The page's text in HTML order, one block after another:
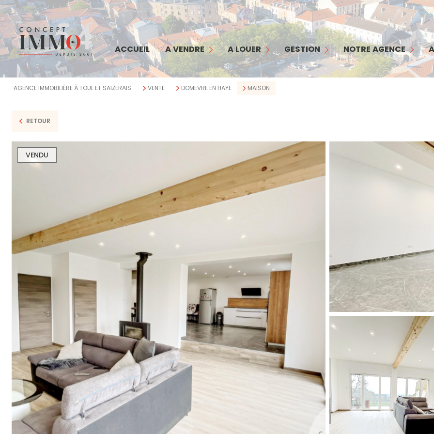
ACCUEIL A VENDRE
MAISON
APPARTEMENT
COMMERCE
TERRAIN
IMMEUBLE
A LOUER
MAISON
APPARTEMENT
COMMERCES/ BUREAUX
GARAGE
TERRAIN
GESTION
GESTION
INTERFACE PROPRIÉTAIRE
INTERFACE LOCATAIRE
NOTRE AGENCE
NOTRE AGENCE
NOTRE ÉQUIPE
NOS SERVICES
AGENCE IMMOBILIÈRE À TOUL ET SAIZERAIS VENTE DOMEVRE EN HAYE MAISON
RETOUR
VENDU